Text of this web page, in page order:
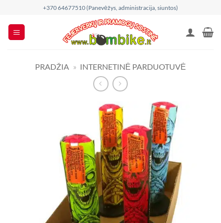
content
+370 64677510 (Panevėžys, administracija, siuntos)
PRADŽIA » INTERNETINĖ PARDUOTUVĖ